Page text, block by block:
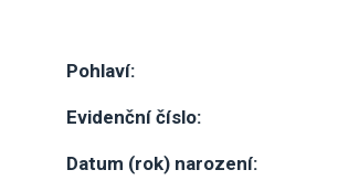
Pohlaví:
Evidenční číslo:
Datum (rok) narození: